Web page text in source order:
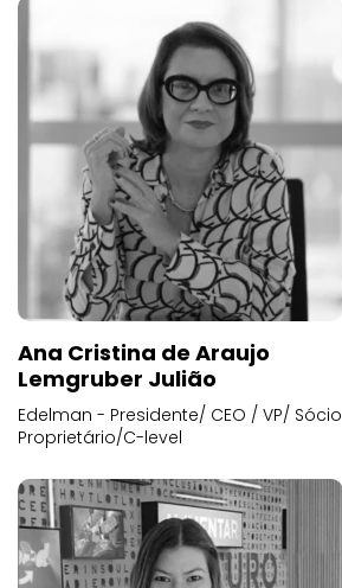
Ana Cristina de Araujo
Lemgruber Julião
Edelman - Presidente/ CEO / VP/ Sócio
Proprietário/C-level